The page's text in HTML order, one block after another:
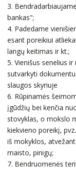
3.
bankas";
4. Padedame
esant poreikiui
langų keitimas ir kt.;
5. Vienišus senelius
sutvarkyti
slaugos skyriuje
6. Rūpinamės
įgūdžių bei kenčia
stovyklas, o mokslo
kiekvieno poreikį,
iš mokyklos,
maisto, pinigų;
7. Bendruomenės